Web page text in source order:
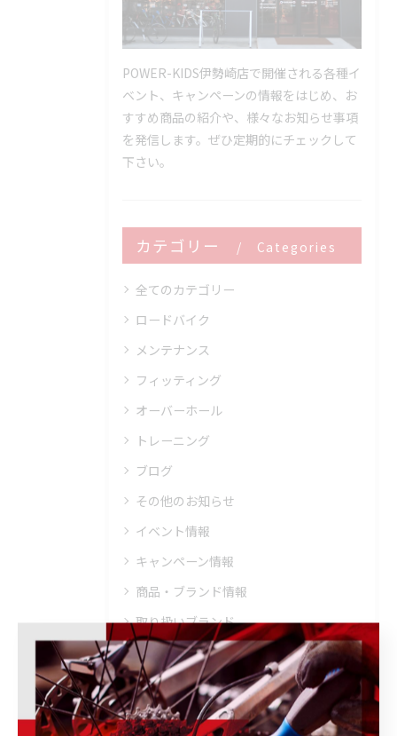
POWER-KIDS伊勢崎店で開催される各種イ
ベント、キャンペーンの情報をはじめ、お
すすめ商品の紹介や、様々なお知らせ事項
を発信します。ぜひ定期的にチェックして
下さい。
カテゴリー Categories
全てのカテゴリー
ロードバイク
メンテナンス
フィッティング
オーバーホール
トレーニング
ブログ
その他のお知らせ
イベント情報
キャンペーン情報
商品・ブランド情報
取り扱いブランド
ウェア・ヘルメット・シューズ
トレーニング・メンテナンス・その他
ホイール・パーツ・アクセサリー